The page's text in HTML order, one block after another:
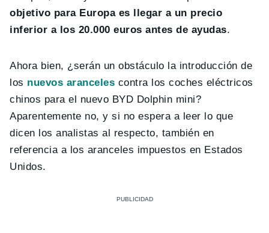
objetivo para Europa es llegar a un precio
inferior a los 20.000 euros antes de ayudas.
Ahora bien, ¿serán un obstáculo la introducción de
los nuevos aranceles contra los coches eléctricos
chinos para el nuevo BYD Dolphin mini?
Aparentemente no, y si no espera a leer lo que
dicen los analistas al respecto, también en
referencia a los aranceles impuestos en Estados
Unidos.